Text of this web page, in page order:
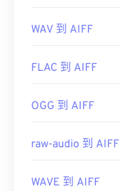
WAV 到 AIFF
FLAC 到 AIFF
OGG 到 AIFF
raw-audio 到 AIFF
WAVE 到 AIFF